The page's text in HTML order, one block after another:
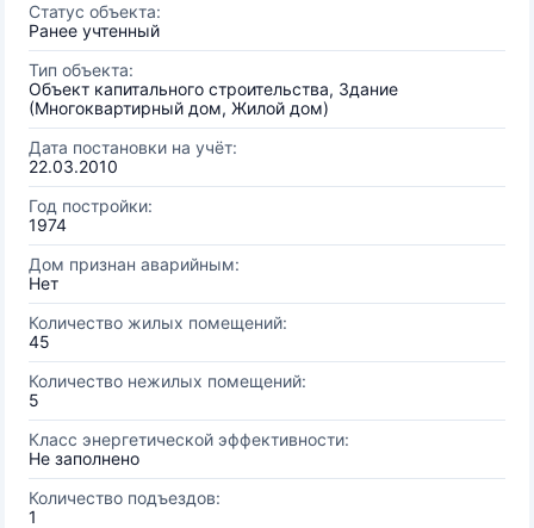
Статус объекта:
Ранее учтенный
Тип объекта:
Объект капитального строительства, Здание
(Многоквартирный дом, Жилой дом)
Дата постановки на учёт:
22.03.2010
Год постройки:
1974
Дом признан аварийным:
Нет
Количество жилых помещений:
45
Количество нежилых помещений:
5
Класс энергетической эффективности:
Не заполнено
Количество подъездов:
1